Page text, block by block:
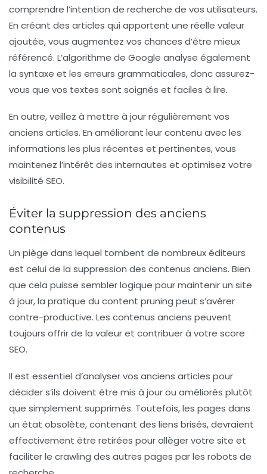
comprendre l’intention de recherche de vos utilisateurs.
En créant des articles qui apportent une réelle valeur
ajoutée, vous augmentez vos chances d’être mieux
référencé. L’algorithme de Google analyse également
la syntaxe et les erreurs grammaticales, donc assurez-
vous que vos textes sont soignés et faciles à lire.
En outre, veillez à mettre à jour régulièrement vos
anciens articles. En améliorant leur contenu avec les
informations les plus récentes et pertinentes, vous
maintenez l’intérêt des internautes et optimisez votre
visibilité SEO.
Éviter la suppression des anciens
contenus
Un piège dans lequel tombent de nombreux éditeurs
est celui de la suppression des contenus anciens. Bien
que cela puisse sembler logique pour maintenir un site
à jour, la pratique du content pruning peut s’avérer
contre-productive. Les contenus anciens peuvent
toujours offrir de la valeur et contribuer à votre score
SEO.
Il est essentiel d’analyser vos anciens articles pour
décider s’ils doivent être mis à jour ou améliorés plutôt
que simplement supprimés. Toutefois, les pages dans
un état obsolète, contenant des liens brisés, devraient
effectivement être retirées pour allèger votre site et
faciliter le crawling des autres pages par les robots de